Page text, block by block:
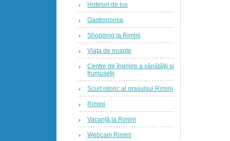
Hoteluri de lux
Gastronomia
Shopping la Rimini
Viaţa de noapte
Centre de îngrijire a sănătăţii şi
frumuseţii
Scurt istoric al oraşulşui Rimini
Rimini
Vacanță la Rimini
Webcam Rimini